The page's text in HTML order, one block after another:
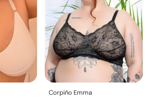
Corpiño Emma